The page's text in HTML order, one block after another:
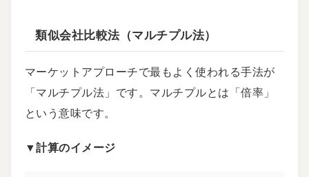
類似会社比較法（マルチプル法）
マーケットアプローチで最もよく使われる手法が
「マルチプル法」です。マルチプルとは「倍率」
という意味です。
▼計算のイメージ